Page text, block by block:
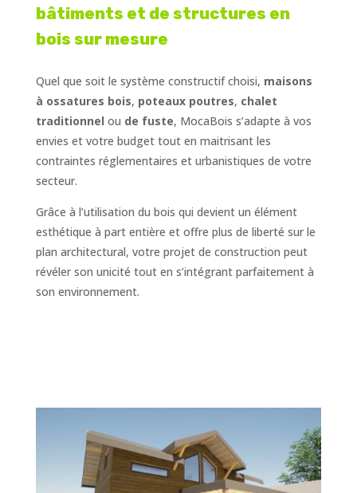
bâtiments et de structures en
bois sur mesure
Quel que soit le système constructif choisi, maisons
à ossatures bois, poteaux poutres, chalet
traditionnel ou de fuste, MocaBois s’adapte à vos
envies et votre budget tout en maitrisant les
contraintes réglementaires et urbanistiques de votre
secteur.
Grâce à l’utilisation du bois qui devient un élément
esthétique à part entière et offre plus de liberté sur le
plan architectural, votre projet de construction peut
révéler son unicité tout en s’intégrant parfaitement à
son environnement.